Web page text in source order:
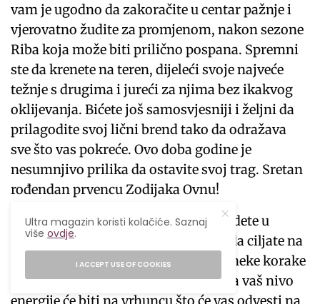
vam je ugodno da zakoračite u centar pažnje i
vjerovatno žudite za promjenom, nakon sezone
Riba koja može biti prilično pospana. Spremni
ste da krenete na teren, dijeleći svoje najveće
težnje s drugima i jureći za njima bez ikakvog
oklijevanja. Bićete još samosvjesniji i željni da
prilagodite svoj lični brend tako da odražava
sve što vas pokreće. Ovo doba godine je
nesumnjivo prilika da ostavite svoj trag. Sretan
rođendan prvencu Zodijaka Ovnu!
Ovaj mjesec će vam omogućiti da budete u
centru pažnje. Zato budite spremni da ciljate na
ono što želite u životu i preduzmite neke korake
u skladu s tim. Tokom ovog vremena vaš nivo
energije će biti na vrhuncu što će vas odvesti na
Ultra magazin koristi kolačiće. Saznaj
višeovdje.
I ACCEPT USE OF COOKIES